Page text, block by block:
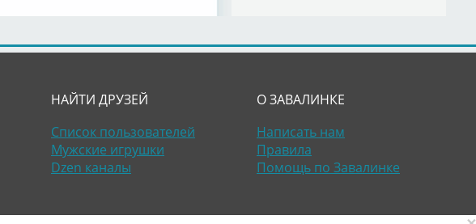
НАЙТИ ДРУЗЕЙ
Список пользователей
Мужские игрушки
Dzen каналы
О ЗАВАЛИНКЕ
Написать нам
Правила
Помощь по Завалинке